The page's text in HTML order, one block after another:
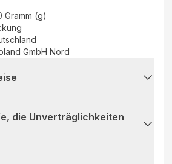
Gramm (g)
GmbH Nord
die Unverträglichkeiten